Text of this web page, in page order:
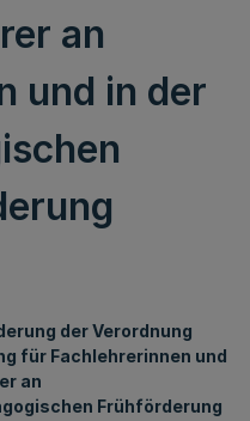
an
und in der
der Verordnung
für Fachlehrerinnen und
an
Frühförderung